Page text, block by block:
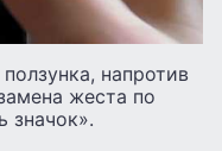
напротив
жеста по
значок».